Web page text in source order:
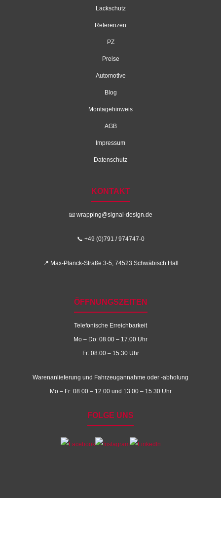
Lackschutz
Referenzen
PZ
Preise
Automotive
Blog
Montagehinweis
AGB
Impressum
Datenschutz
KONTAKT
📧 wrapping@signal-design.de
📞 +49 (0)791 / 974747-0
📍 Max-Planck-Straße 3-5, 74523 Schwäbisch Hall
ÖFFNUNGSZEITEN
Telefonische Erreichbarkeit
Mo – Do: 08.00 – 17.00 Uhr
Fr: 08.00 – 15.30 Uhr
Warenanlieferung und Fahrzeugannahme oder -abholung
Mo – Fr: 08.00 – 12.00 und 13.00 – 15.30 Uhr
FOLGE UNS